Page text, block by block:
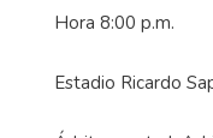
Hora 8:00 p.m.
Estadio Ricardo